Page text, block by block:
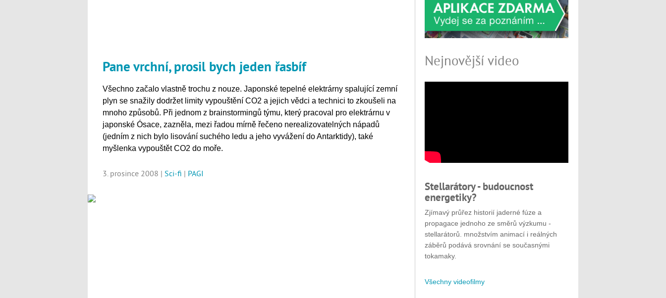
Pane vrchní, prosil bych jeden řasbíf
Všechno začalo vlastně trochu z nouze. Japonské tepelné elektrárny spalující zemní
plyn se snažily dodržet limity vypouštění CO2 a jejich vědci a technici to zkoušeli na
mnoho způsobů. Při jednom z brainstormingů týmu, který pracoval pro elektrárnu v
japonské Ósace, zazněla, mezi řadou mírně řečeno nerealizovatelných nápadů
(jedním z nich bylo lisování suchého ledu a jeho vyvážení do Antarktidy), také
myšlenka vypouštět CO2 do moře.
3. prosince 2008 | Sci-fi | PAGI
Nejnovější video
Stellarátory - budoucnost
energetiky?
Zjímavý průřez historií jaderné fúze a
propagace jednoho ze směrů výzkumu -
stellarátorů. množstvím animací i reálných
záběrů podává srovnání se současnými
tokamaky.
Všechny videofilmy